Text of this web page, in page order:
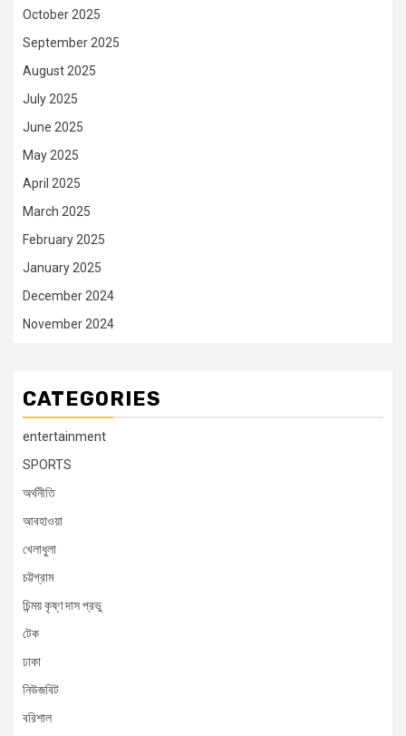
October 2025
September 2025
August 2025
July 2025
June 2025
May 2025
April 2025
March 2025
February 2025
January 2025
December 2024
November 2024
CATEGORIES
entertainment
SPORTS
অর্থনীতি
আবহাওয়া
খেলাধুলা
চট্টগ্রাম
চিন্ময় কৃষ্ণ দাস প্রভু
টেক
ঢাকা
নিউজবিট
বরিশাল